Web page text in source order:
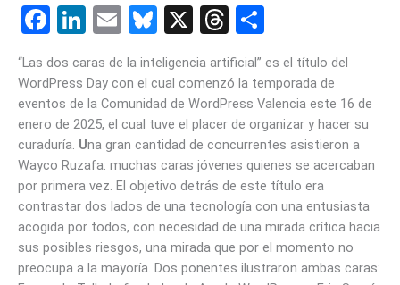
F
a
ce
b
o
o
k
Li
ke
dI
n
E
m
ail
Bl
u
es
ky
X
T
hr
e
a
d
s
m
p
ar
tir
“Las dos caras de la inteligencia artificial” es el título del
WordPress Day con el cual comenzó la temporada de
eventos de la Comunidad de WordPress Valencia este 16 de
enero de 2025, el cual tuve el placer de organizar y hacer su
curaduría. Una gran cantidad de concurrentes asistieron a
Wayco Ruzafa: muchas caras jóvenes quienes se acercaban
por primera vez. El objetivo detrás de este título era
contrastar dos lados de una tecnología con una entusiasta
acogida por todos, con necesidad de una mirada crítica hacia
sus posibles riesgos, una mirada que por el momento no
preocupa a la mayoría. Dos ponentes ilustraron ambas caras: